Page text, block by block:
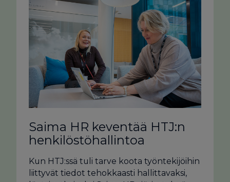
Saima HR keventää HTJ:n
henkilöstöhallintoa
Kun HTJ:ssä tuli tarve koota työntekijöihin
liittyvät tiedot tehokkaasti hallittavaksi,